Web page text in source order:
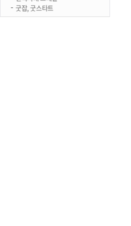
굿잡, 굿스타트